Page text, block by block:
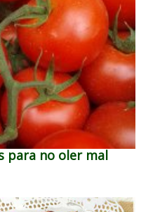
para no oler mal